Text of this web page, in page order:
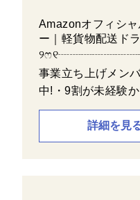
Amazonオフィシ
ー｜軽貨物配送ド
事業立ち上げメン
中!・9割が未経験
詳細を見